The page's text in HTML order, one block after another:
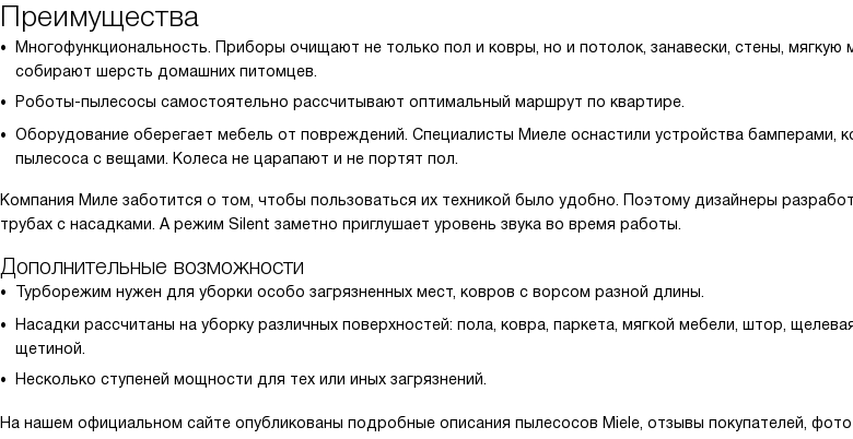
Преимущества
Многофункциональность. Приборы очищают не только пол и ковры, но и потолок, занавески, стены,
собирают шерсть домашних питомцев.
Роботы-пылесосы самостоятельно рассчитывают оптимальный маршрут по квартире.
Оборудование оберегает мебель от повреждений. Специалисты Миеле оснастили устройства бамперами,
пылесоса с вещами. Колеса не царапают и не портят пол.
Компания Миле заботится о том, чтобы пользоваться их техникой было удобно. Поэтому дизайнеры
трубах с насадками. А режим Silent заметно приглушает уровень звука во время работы.
Дополнительные возможности
Турборежим нужен для уборки особо загрязненных мест, ковров с ворсом разной длины.
Насадки рассчитаны на уборку различных поверхностей: пола, ковра, паркета, мягкой мебели, штор,
щетиной.
Несколько ступеней мощности для тех или иных загрязнений.
На нашем официальном сайте опубликованы подробные описания пылесосов Miele, отзывы покупателей,